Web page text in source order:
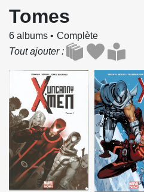
Tomes
6 albums
Complète
Tout ajouter